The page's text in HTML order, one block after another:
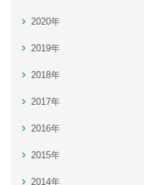
2020年
2019年
2018年
2017年
2016年
2015年
2014年